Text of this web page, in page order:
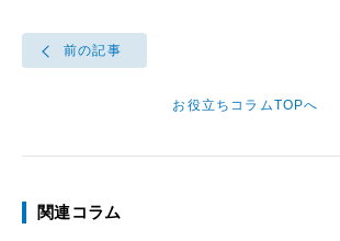
前の記事
お役立ちコラムTOPへ
関連コラム